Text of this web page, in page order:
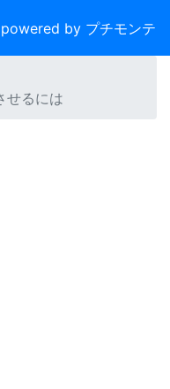
powered by プチモンテ
せるには